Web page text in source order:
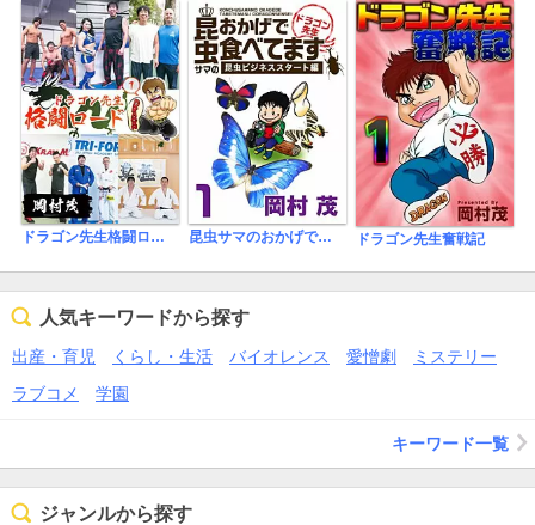
ドラゴン先生格闘ロード 昆虫サマのおかげで食べてます ドラゴン先生～ビジネス編～ ドラゴン先生奮戦記
人気キーワードから探す
出産・育児 くらし・生活 バイオレンス 愛憎劇
ミステリー
ラブコメ
学園
キーワード一覧
ジャンルから探す